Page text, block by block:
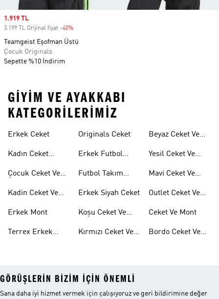
Sale price
1.919 TL
3.199 TL Orijinal fiyat -40%
Teamgeist Eşofman Üstü
Çocuk Originals
Sepette %10 İndirim
GIYIM VE AYAKKABI
KATEGORILERIMIZ
Erkek Ceket
Kadın Ceket
Çocuk Ceket Ve
Kadin Ceket Ve
Erkek Mont
Terrex Erkek
Originals Ceket
Erkek Futbol
Futbol Takım
Erkek Siyah Ceket
Koşu Ceket Ve
Kırmızı Ceket Ve
Beyaz Ceket Ve
Yesil Ceket Ve
Mavi Ceket Ve
Outlet Ceket Ve
Ceket Ve Mont
Bordo Ceket Ve
GÖRÜŞLERIN BIZIM IÇIN ÖNEMLI
Sana daha iyi hizmet vermek için çalışıyoruz ve geri bildirimine değer